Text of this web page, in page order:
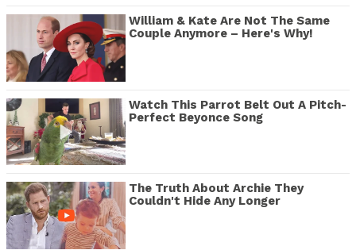
William & Kate Are Not The Same
Couple Anymore – Here's Why!
Watch This Parrot Belt Out A Pitch-
Perfect Beyonce Song
The Truth About Archie They
Couldn't Hide Any Longer